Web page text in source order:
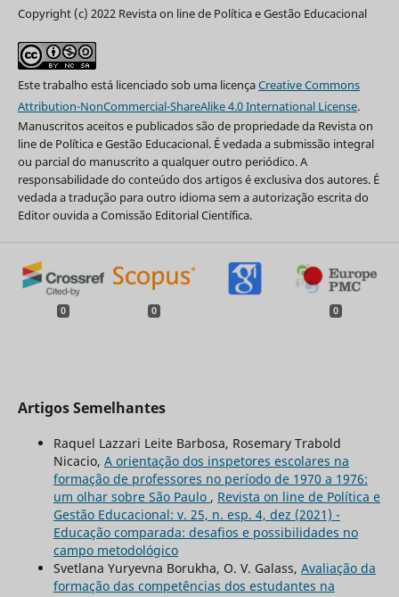
Copyright (c) 2022 Revista on line de Política e Gestão Educacional
Este trabalho está licenciado sob uma licençaCreative Commons
Attribution-NonCommercial-ShareAlike 4.0 International License.
Manuscritos aceitos e publicados são de propriedade da Revista on
line de Política e Gestão Educacional. É vedada a submissão integral
ou parcial do manuscrito a qualquer outro periódico. A
responsabilidade do conteúdo dos artigos é exclusiva dos autores. É
vedada a tradução para outro idioma sem a autorização escrita do
Editor ouvida a Comissão Editorial Científica.
0 0 0
Artigos Semelhantes
Raquel Lazzari Leite Barbosa, Rosemary Trabold
Nicacio, A orientação dos inspetores escolares na
formação de professores no período de 1970 a 1976:
um olhar sobre São Paulo , Revista on line de Política e
Gestão Educacional: v. 25, n. esp. 4, dez (2021) -
Educação comparada: desafios e possibilidades no
campo metodológico
Svetlana Yuryevna Borukha, O. V. Galass, Avaliação da
formação das competências dos estudantes na